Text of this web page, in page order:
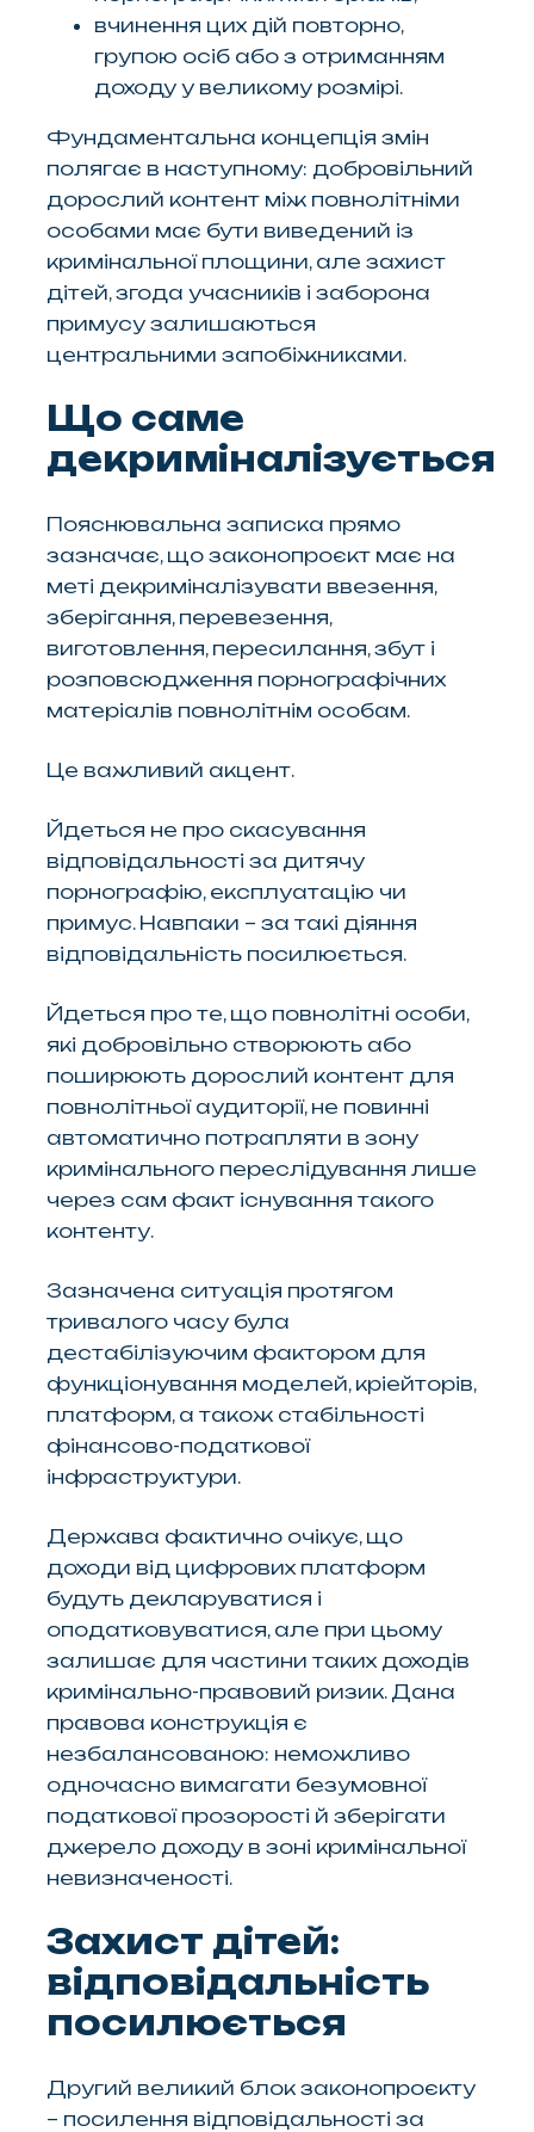
вчинення цих дій повторно,
групою осіб або з отриманням
доходу у великому розмірі.
Фундаментальна концепція змін
полягає в наступному: добровільний
дорослий контент між повнолітніми
особами має бути виведений із
кримінальної площини, але захист
дітей, згода учасників і заборона
примусу залишаються
центральними запобіжниками.
Що саме
декриміналізується
Пояснювальна записка прямо
зазначає, що законопроєкт має на
меті декриміналізувати ввезення,
зберігання, перевезення,
виготовлення, пересилання, збут і
розповсюдження порнографічних
матеріалів повнолітнім особам.
Це важливий акцент.
Йдеться не про скасування
відповідальності за дитячу
порнографію, експлуатацію чи
примус. Навпаки – за такі діяння
відповідальність посилюється.
Йдеться про те, що повнолітні особи,
які добровільно створюють або
поширюють дорослий контент для
повнолітньої аудиторії, не повинні
автоматично потрапляти в зону
кримінального переслідування лише
через сам факт існування такого
контенту.
Зазначена ситуація протягом
тривалого часу була
дестабілізуючим фактором для
функціонування моделей, кріейторів,
платформ, а також стабільності
фінансово-податкової
інфраструктури.
Держава фактично очікує, що
доходи від цифрових платформ
будуть декларуватися і
оподатковуватися, але при цьому
залишає для частини таких доходів
кримінально-правовий ризик. Дана
правова конструкція є
незбалансованою: неможливо
одночасно вимагати безумовної
податкової прозорості й зберігати
джерело доходу в зоні кримінальної
невизначеності.
Захист дітей:
відповідальність
посилюється
Другий великий блок законопроєкту
– посилення відповідальності за